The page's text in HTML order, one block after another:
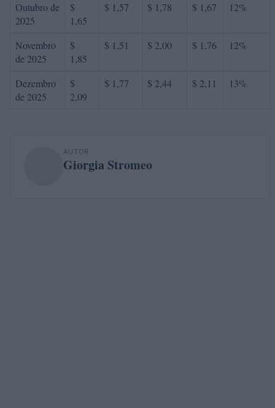
Outubro de
2025
$
1,65
$ 1,57 $ 1,78 $ 1,67 12%
Novembro
de 2025
$
1,85
$ 1,51 $ 2,00 $ 1,76 12%
Dezembro
de 2025
$
2,09
$ 1,77 $ 2,44 $ 2,11 13%
AUTOR
Giorgia Stromeo